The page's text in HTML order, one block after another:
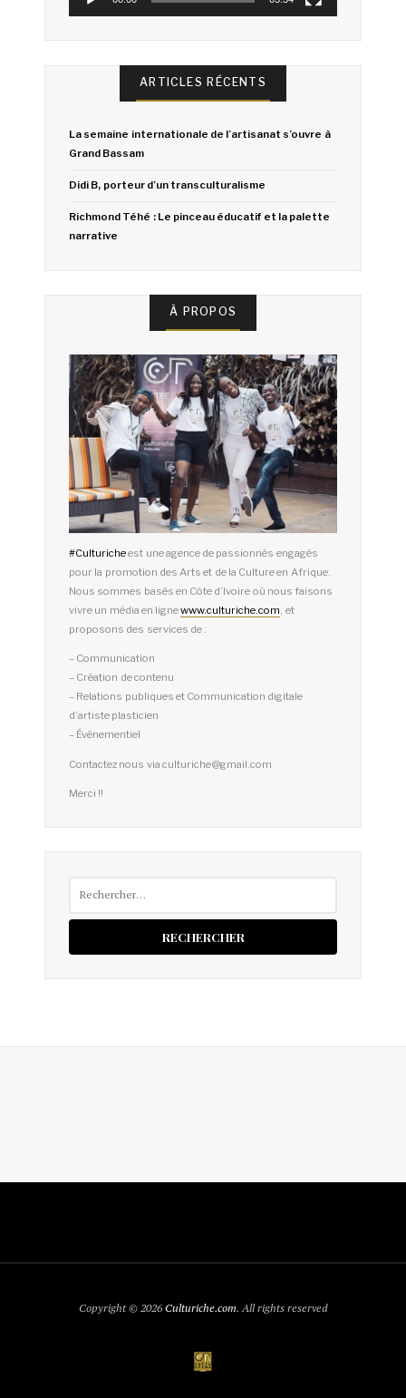
ARTICLES RÉCENTS
La semaine internationale de l’artisanat s’ouvre à
Grand Bassam
Didi B, porteur d’un transculturalisme
Richmond Téhé : Le pinceau éducatif et la palette
narrative
À PROPOS
#Culturicheest une agence de passionnés engagés
pour la promotion des Arts et de la Culture en Afrique.
Nous sommes basés en Côte d’Ivoire où nous faisons
vivre un média en lignewww.culturiche.com, et
proposons des services de :
– Communication
– Création de contenu
– Relations publiques et Communication digitale
d’artiste plasticien
– Événementiel
Contactez nous via culturiche@gmail.com
Merci !!
Copyright © 2026Culturiche.com. All rights reserved